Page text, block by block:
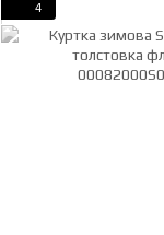
4